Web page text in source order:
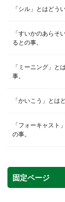
「シル」とはどう
「すいかのあらそ
るとの事。
「ミーニング」と
事。
「かいこう」とは
「フォーキャスト
の事。
固定ページ